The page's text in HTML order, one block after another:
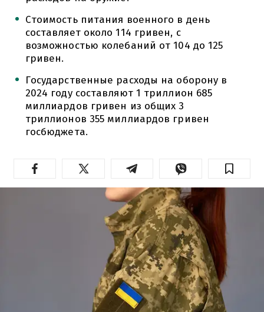
Стоимость питания военного в день
составляет около 114 гривен, с
возможностью колебаний от 104 до 125
гривен.
Государственные расходы на оборону в
2024 году составляют 1 триллион 685
миллиардов гривен из общих 3
триллионов 355 миллиардов гривен
госбюджета.